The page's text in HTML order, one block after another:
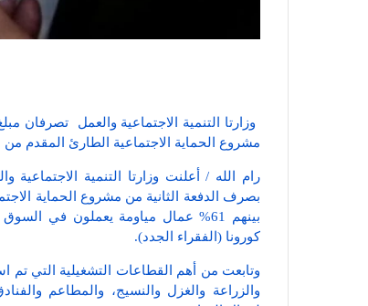
مشروع الحماية الاجتماعية الطارئ المقدم من
كورونا (الفقراء الجدد).
وتابعت من أهم القطاعات التشغيلية التي تم
والزراعة والغزل والنسيج، والمطاعم